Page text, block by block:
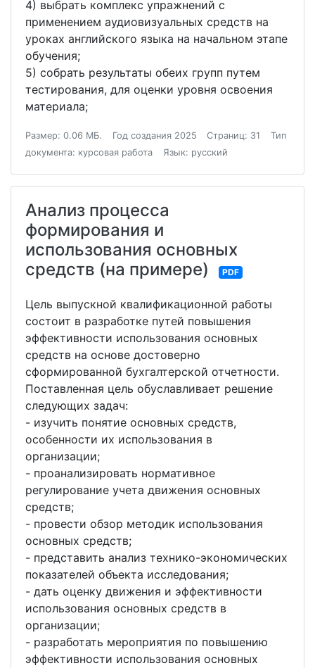
4) выбрать комплекс упражнений с
применением аудиовизуальных средств на
уроках английского языка на начальном этапе
обучения;
5) собрать результаты обеих групп путем
тестирования, для оценки уровня освоения
материала;
Размер: 0.06 МБ. Год создания 2025 Страниц: 31
Тип
документа: курсовая работа
Язык: русский
Анализ процесса
формирования и
использования основных
средств (на примере)
PDF
Цель выпускной квалификационной работы
состоит в разработке путей повышения
эффективности использования основных
средств на основе достоверно
сформированной бухгалтерской отчетности.
Поставленная цель обуславливает решение
следующих задач:
- изучить понятие основных средств,
особенности их использования в
организации;
- проанализировать нормативное
регулирование учета движения основных
средств;
- провести обзор методик использования
основных средств;
- представить анализ технико-экономических
показателей объекта исследования;
- дать оценку движения и эффективности
использования основных средств в
организации;
- разработать мероприятия по повышению
эффективности использования основных